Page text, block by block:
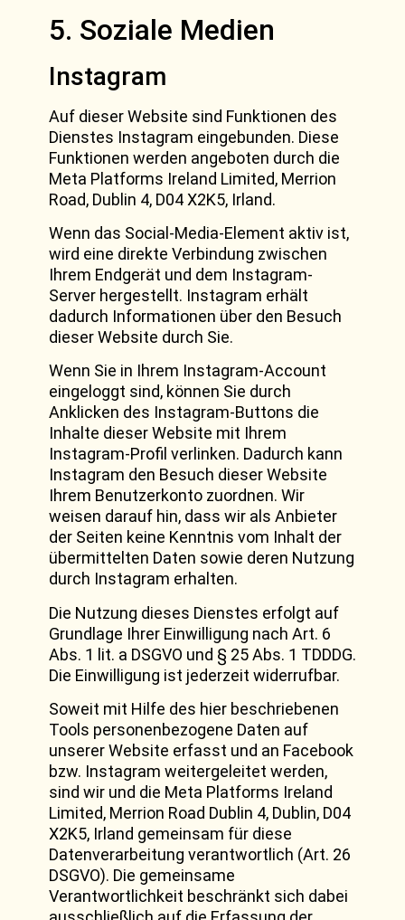
5. Soziale Medien
Instagram
Auf dieser Website sind Funktionen des
Dienstes Instagram eingebunden. Diese
Funktionen werden angeboten durch die
Meta Platforms Ireland Limited, Merrion
Road, Dublin 4, D04 X2K5, Irland.
Wenn das Social-Media-Element aktiv ist,
wird eine direkte Verbindung zwischen
Ihrem Endgerät und dem Instagram-
Server hergestellt. Instagram erhält
dadurch Informationen über den Besuch
dieser Website durch Sie.
Wenn Sie in Ihrem Instagram-Account
eingeloggt sind, können Sie durch
Anklicken des Instagram-Buttons die
Inhalte dieser Website mit Ihrem
Instagram-Profil verlinken. Dadurch kann
Instagram den Besuch dieser Website
Ihrem Benutzerkonto zuordnen. Wir
weisen darauf hin, dass wir als Anbieter
der Seiten keine Kenntnis vom Inhalt der
übermittelten Daten sowie deren Nutzung
durch Instagram erhalten.
Die Nutzung dieses Dienstes erfolgt auf
Grundlage Ihrer Einwilligung nach Art. 6
Abs. 1 lit. a DSGVO und § 25 Abs. 1 TDDDG.
Die Einwilligung ist jederzeit widerrufbar.
Soweit mit Hilfe des hier beschriebenen
Tools personenbezogene Daten auf
unserer Website erfasst und an Facebook
bzw. Instagram weitergeleitet werden,
sind wir und die Meta Platforms Ireland
Limited, Merrion Road Dublin 4, Dublin, D04
X2K5, Irland gemeinsam für diese
Datenverarbeitung verantwortlich (Art. 26
DSGVO). Die gemeinsame
Verantwortlichkeit beschränkt sich dabei